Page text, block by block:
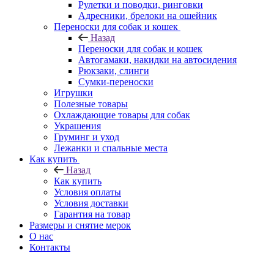
Рулетки и поводки, ринговки
Адресники, брелоки на ошейник
Переноски для собак и кошек
Назад
Переноски для собак и кошек
Автогамаки, накидки на автосидения
Рюкзаки, слинги
Сумки-переноски
Игрушки
Полезные товары
Охлаждающие товары для собак
Украшения
Груминг и уход
Лежанки и спальные места
Как купить
Назад
Как купить
Условия оплаты
Условия доставки
Гарантия на товар
Размеры и снятие мерок
О нас
Контакты